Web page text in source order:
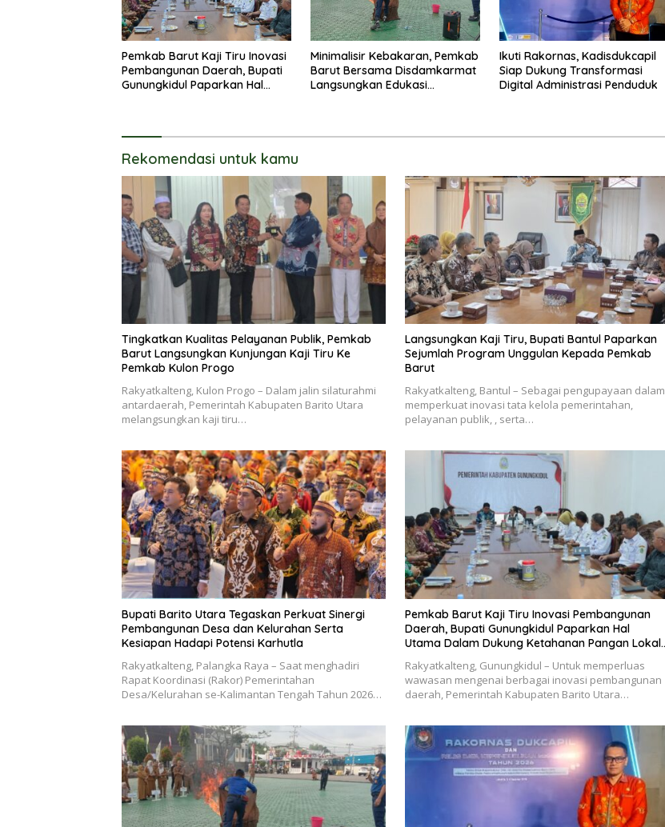
Pemkab Barut Kaji Tiru Inovasi
Pembangunan Daerah, Bupati
Gunungkidul Paparkan Hal
Minimalisir Kebakaran, Pemkab
Barut Bersama Disdamkarmat
Langsungkan Edukasi
Ikuti Rakornas, Kadisdukcapil
Siap Dukung Transformasi
Digital Administrasi Penduduk
Rekomendasi untuk kamu
Tingkatkan Kualitas Pelayanan Publik, Pemkab
Barut Langsungkan Kunjungan Kaji Tiru Ke
Pemkab Kulon Progo
Rakyatkalteng, Kulon Progo – Dalam jalin silaturahmi
antardaerah, Pemerintah Kabupaten Barito Utara
melangsungkan kaji tiru…
Langsungkan Kaji Tiru, Bupati Bantul Paparkan
Sejumlah Program Unggulan Kepada Pemkab
Barut
Rakyatkalteng, Bantul – Sebagai pengupayaan dalam
memperkuat inovasi tata kelola pemerintahan,
pelayanan publik, , serta…
Bupati Barito Utara Tegaskan Perkuat Sinergi
Pembangunan Desa dan Kelurahan Serta
Kesiapan Hadapi Potensi Karhutla
Rakyatkalteng, Palangka Raya – Saat menghadiri
Rapat Koordinasi (Rakor) Pemerintahan
Desa/Kelurahan se-Kalimantan Tengah Tahun 2026…
Pemkab Barut Kaji Tiru Inovasi Pembangunan
Daerah, Bupati Gunungkidul Paparkan Hal
Utama Dalam Dukung Ketahanan Pangan Lokal
Rakyatkalteng, Gunungkidul – Untuk memperluas
wawasan mengenai berbagai inovasi pembangunan
daerah, Pemerintah Kabupaten Barito Utara…